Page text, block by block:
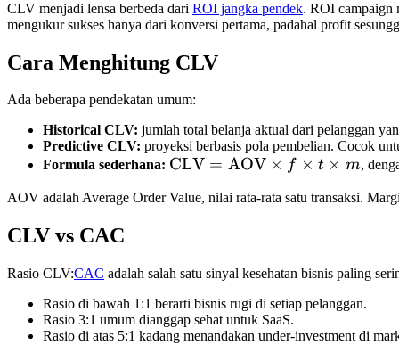
CLV menjadi lensa berbeda dari ROI jangka pendek. ROI campaign
mengukur sukses hanya dari konversi pertama, padahal profit
Cara Menghitung CLV
Ada beberapa pendekatan umum:
Historical CLV: jumlah total belanja aktual dari pelanggan
Predictive CLV: proyeksi berbasis pola pembelian. Cocok
Formula sederhana: \text{CLV}
\text{AOV}
\times m
CLV = AOV × f × t × m,
AOV adalah Average Order Value, nilai rata-rata satu transaksi.
CLV vs CAC
Rasio CLV:CAC adalah salah satu sinyal kesehatan bisnis paling
Rasio di bawah 1:1 berarti bisnis rugi di setiap pelanggan.
Rasio 3:1 umum dianggap sehat untuk SaaS.
Rasio di atas 5:1 kadang menandakan under-investment di